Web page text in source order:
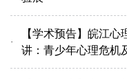
【学术预告】皖江心
讲：青少年心理危机